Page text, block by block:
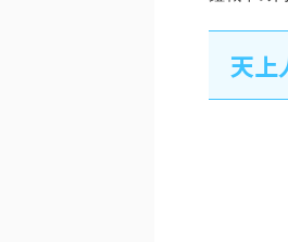
天上